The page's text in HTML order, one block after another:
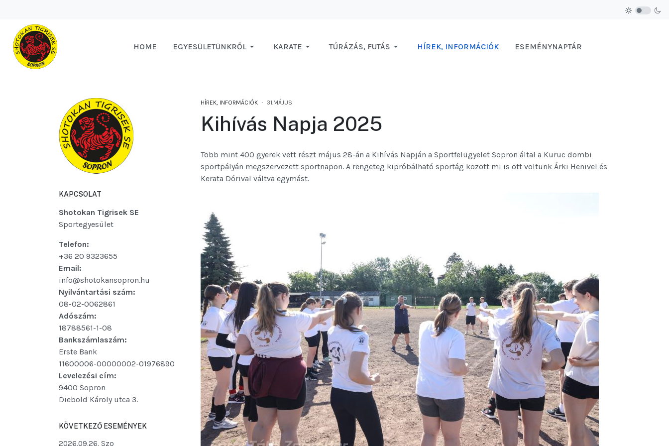
HOME EGYESÜLETÜNKRŐL KARATE TÚRÁZÁS, FUTÁS HÍREK, INFORMÁCIÓK ESEMÉNYNAPTÁR
HÍREK, INFORMÁCIÓK 31.MÁJUS
Kihívás Napja 2025
Több mint 400 gyerek vett részt május 28-án a Kihívás Napján a Sportfelügyelet Sopron által a Kuruc dombi
sportpályán megszervezett sportnapon. A rengeteg kipróbálható sportág között mi is ott voltunk Árki Henivel és
Kerata Dórival váltva egymást.
KAPCSOLAT
Shotokan Tigrisek SE
Sportegyesület
Telefon:
+36 20 9323655
Email:
info@shotokansopron.hu
Nyilvántartási szám:
08-02-0062861
Adószám:
18788561-1-08
Bankszámlaszám:
Erste Bank
11600006-00000002-01976890
Levelezési cím:
9400 Sopron
Diebold Károly utca 3.
KÖVETKEZŐ ESEMÉNYEK
2026.09.26. Szo